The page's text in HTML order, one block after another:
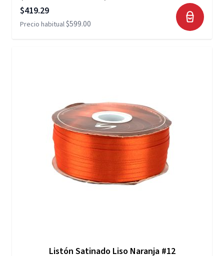
Precio especial
$419.29
Precio habitual$599.00
Listón Satinado Liso Naranja #12